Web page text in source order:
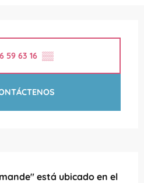
59 63 16 ▒▒
está ubicado en el